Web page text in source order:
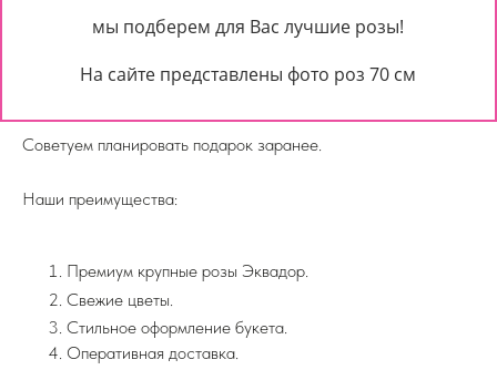
мы подберем для Вас лучшие розы!
На сайте представлены фото роз 70 см
Советуем планировать подарок заранее.
Наши преимущества:
Премиум крупные розы Эквадор.
Свежие цветы.
Стильное оформление букета.
Оперативная доставка.